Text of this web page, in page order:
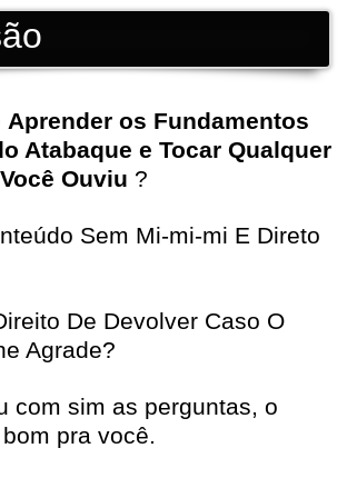
Aprender os Fundamentos
Atabaque e Tocar Qualquer
Ouviu ?
Sem Mi-mi-mi E Direto
De Devolver Caso O
Agrade?
com sim as perguntas, o
pra você.